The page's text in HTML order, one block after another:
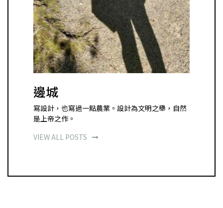
邊城
寫設計，也寫過一點農業。設計為文明之舉，自然
是上帝之作。
VIEW ALL POSTS